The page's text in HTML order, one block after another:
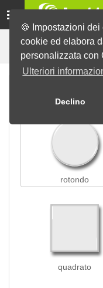
🍪 Impostazioni
cookie ed elabora
personalizzata con
Ulteriori
Declino
Spille Spille
rotondo
quadrato